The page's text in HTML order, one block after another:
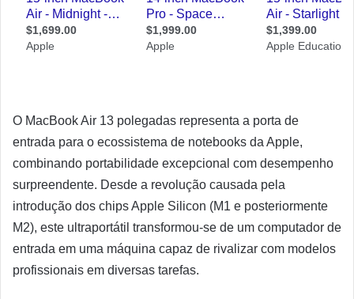
O MacBook Air 13 polegadas representa a porta de
entrada para o ecossistema de notebooks da Apple,
combinando portabilidade excepcional com desempenho
surpreendente. Desde a revolução causada pela
introdução dos chips Apple Silicon (M1 e posteriormente
M2), este ultraportátil transformou-se de um computador de
entrada em uma máquina capaz de rivalizar com modelos
profissionais em diversas tarefas.